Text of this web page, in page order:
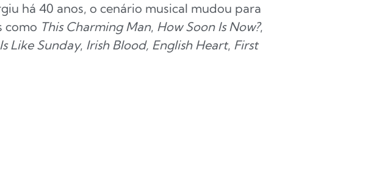
há 40 anos, o cenário musical mudou para
como This Charming Man, How Soon Is Now?,
Like Sunday, Irish Blood, English Heart, First